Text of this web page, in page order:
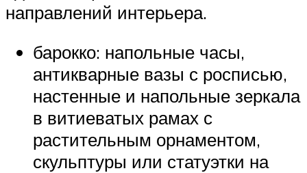
направлений интерьера.
барокко: напольные часы,
антикварные вазы с росписью,
настенные и напольные зеркала
в витиеватых рамах с
растительным орнаментом,
скульптуры или статуэтки на